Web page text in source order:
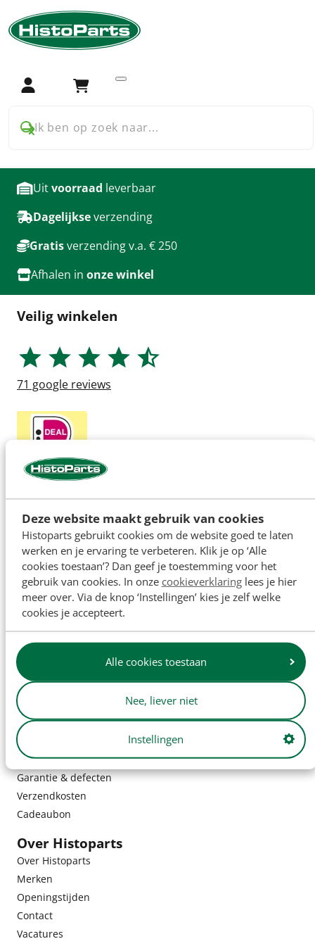
Deze website maakt gebruik van cookies
Histoparts gebruikt cookies om de website goed te laten
werken en je ervaring te verbeteren. Klik je op ‘Alle
cookies toestaan’? Dan geef je toestemming voor het
gebruik van cookies. In onze cookieverklaringlees je hier
meer over. Via de knop ‘Instellingen’ kies je zelf welke
cookies je accepteert.
Alle cookies toestaan
Nee, liever niet
Instellingen
Login Winkelwagen
Ik ben op zoek naar...
Home Accessoires Meters en tellers
Uitvoorraad leverbaar
Dagelijkseverzending
Gratisverzending v.a. € 250
Afhalen in onze winkel
Veilig winkelen
71 google reviews
Klantenservice
Bestelling & bezorging
Retouren
Garantie & defecten
Verzendkosten
Cadeaubon
Over Histoparts
Over Histoparts
Merken
Openingstijden
Contact
Vacatures